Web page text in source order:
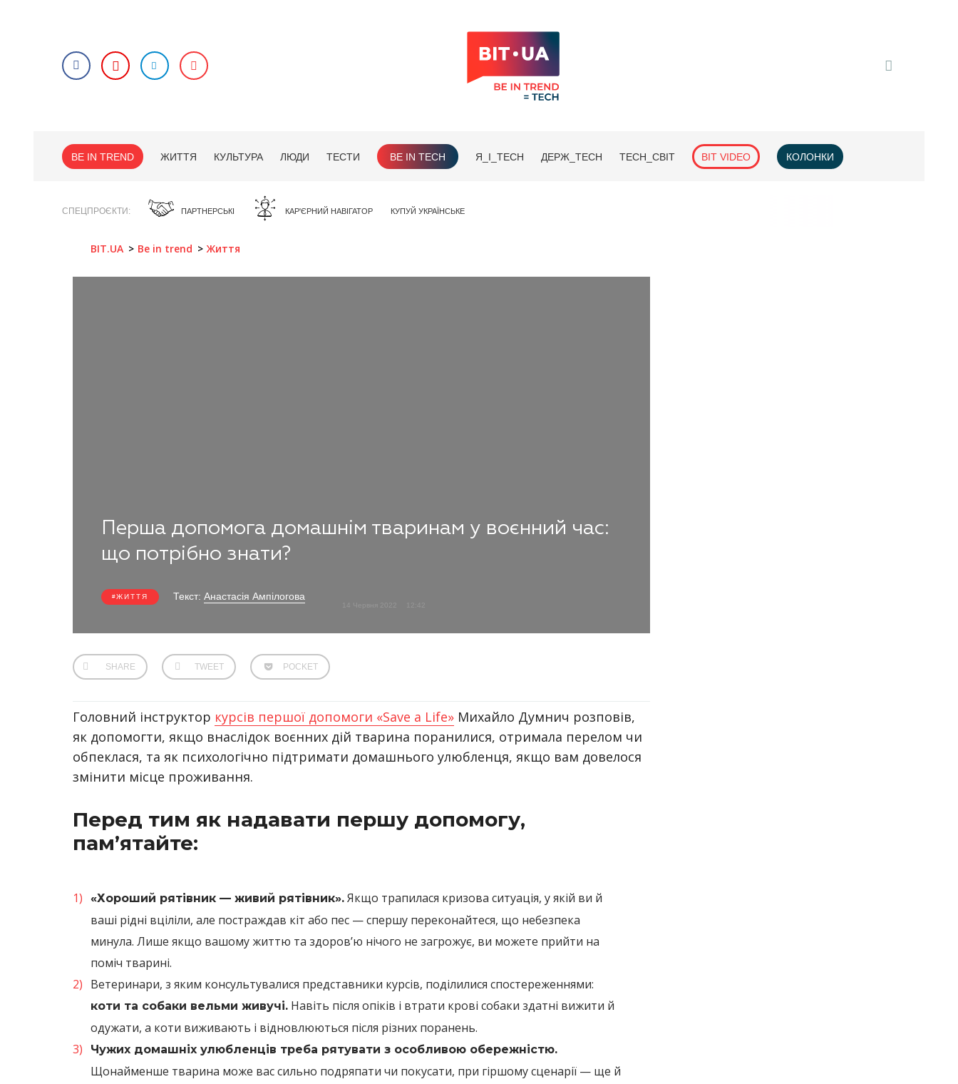
BE IN TREND ЖИТТЯ КУЛЬТУРА ЛЮДИ ТЕСТИ BE IN TECH Я_І_TECH ДЕРЖ_TECH TECH_СВІТ BIT VIDEO КОЛОНКИ
СПЕЦПРОЄКТИ ПАРТНЕРСЬКІ КАР'ЄРНИЙ НАВІГАТОР КУПУЙ УКРАЇНСЬКЕ
BIT.UA Be in trend Життя
Перша допомога домашнім тваринам у воєнний час:
що потрібно знати?
ЖИТТЯ Текст: Анастасія Ампілогова
SHARE TWEET POCKET
Головний інструктор курсів першої допомоги «Save a Life» Михайло Думнич розповів,
як допомогти, якщо внаслідок воєнних дій тварина поранилися, отримала перелом чи
обпеклася, та як психологічно підтримати домашнього улюбленця, якщо вам довелося
змінити місце проживання.
Перед тим як надавати першу допомогу,
пам’ятайте:
«Хороший рятівник — живий рятівник». Якщо трапилася кризова ситуація, у якій ви й
ваші рідні вціліли, але постраждав кіт або пес — спершу переконайтеся, що небезпека
минула. Лише якщо вашому життю та здоров’ю нічого не загрожує, ви можете прийти на
поміч тварині.
Ветеринари, з яким консультувалися представники курсів, поділилися спостереженнями:
коти та собаки вельми живучі. Навіть після опіків і втрати крові собаки здатні вижити й
одужати, а коти виживають і відновлюються після різних поранень.
Чужих домашніх улюбленців треба рятувати з особливою обережністю.
Щонайменше тварина може вас сильно подряпати чи покусати, при гіршому сценарії — ще й